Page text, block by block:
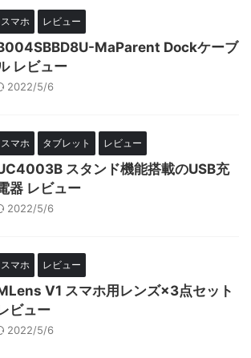
スマホ レビュー
MaParent Dockケーブ
レビュー
2022/5/6
スマホ タブレット レビュー
スタンド機能搭載のUSB充
器 レビュー
2022/5/6
スマホ レビュー
V1 スマホ用レンズ×3点セット
ビュー
2022/5/6